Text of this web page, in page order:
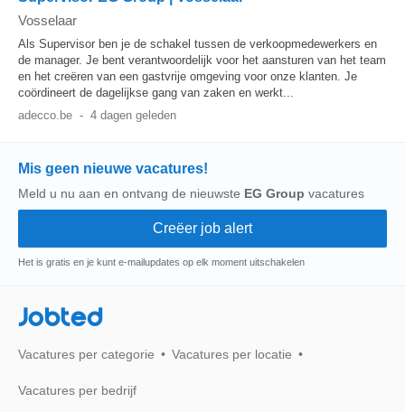
Vosselaar
Als Supervisor ben je de schakel tussen de verkoopmedewerkers en
de manager. Je bent verantwoordelijk voor het aansturen van het team
en het creëren van een gastvrije omgeving voor onze klanten. Je
coördineert de dagelijkse gang van zaken en werkt...
adecco.be - 4 dagen geleden
Mis geen nieuwe vacatures!
Meld u nu aan en ontvang de nieuwste EG Group vacatures
Het is gratis en je kunt e-mailupdates op elk moment uitschakelen
Jobted
Vacatures per categorie Vacatures per locatie
Vacatures per bedrijf